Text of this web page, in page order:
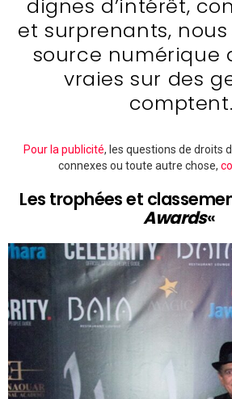
dignes d’intérêt,
et surprenants,
source numérique
vraies sur des
comptent.
Pour la publicité, les questions de droits
connexes ou toute autre chose,
Les trophées et
Awards«